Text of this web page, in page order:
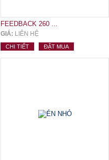
FEEDBACK 260 ...
GIÁ: LIÊN HỆ
CHI TIẾT ĐẶT MUA